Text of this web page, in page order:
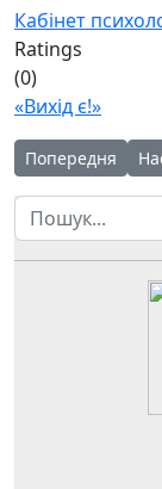
Кабінет
Ratings
(0)
«Вихід є!»
Попередня
Попередня
Пошук